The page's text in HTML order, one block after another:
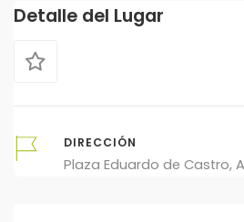
Detalle del Lugar
DIRECCIÓN
Plaza Eduardo de Castro,